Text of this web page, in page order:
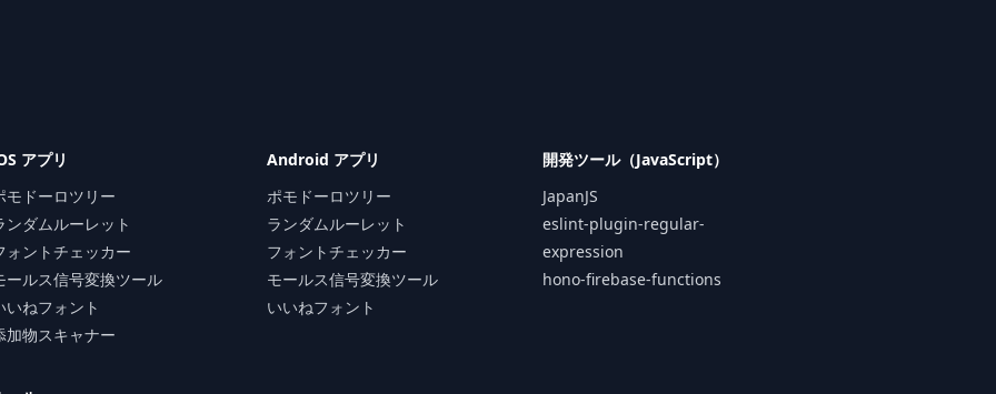
アプリ
モドーロツリー
ンダムルーレット
ォントチェッカー
ールス信号変換ツール
いねフォント
加物スキャナー
Android アプリ
ポモドーロツリー
ランダムルーレット
フォントチェッカー
モールス信号変換ツール
いいねフォント
開発ツール（JavaScript）
JapanJS
eslint-plugin-regular-
expression
hono-firebase-functions